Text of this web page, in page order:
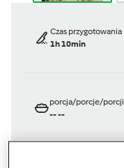
Czas przygotowania
1h 10min
porcja/porcje/porcji
----